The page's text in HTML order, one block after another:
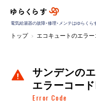
電気給湯器の故障・修理・メンテはゆらくら
トップ エコキュートのエラ
サンデンの
エラーコー
Error Code